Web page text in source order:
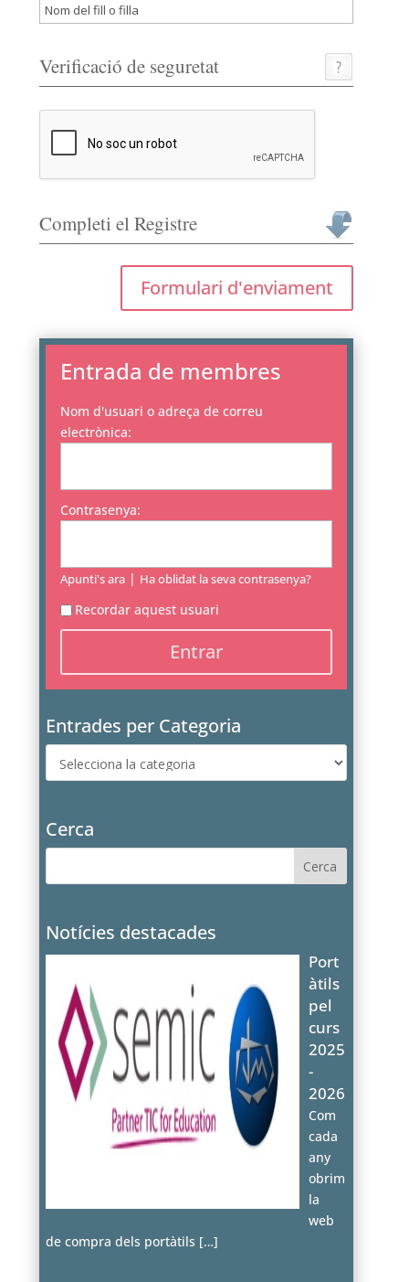
Verificació de seguretat
Completi el Registre
Formulari d'enviament
Entrada de membres
Nom d'usuari o adreça de correu
electrònica:
Contrasenya:
Apunti's ara | Ha oblidat la seva contrasenya?
Recordar aquest usuari
Entrades per Categoria
per
Cerca
Notícies destacades
Port
àtils
pel
curs
2025
-
2026
Com
cada
any
obrim
la
web
de compra dels portàtils […]